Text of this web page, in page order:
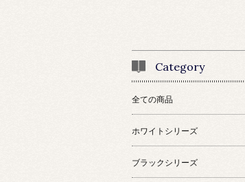
Category
全ての商品
ホワイトシリーズ
ブラックシリーズ